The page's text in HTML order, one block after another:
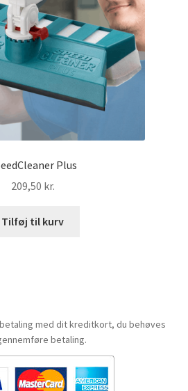
Plus
209,50 kr.
Tilføj til kurv
med dit kreditkort, du behøves
betaling.